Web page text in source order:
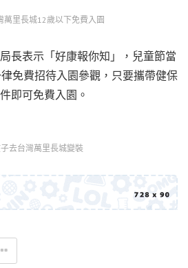
萬里長城12歲以下免費入園
長表示「好康報你知」，兒童節當
免費招待入園參觀，只要攜帶健保
即可免費入園。
去台灣萬里長城變裝